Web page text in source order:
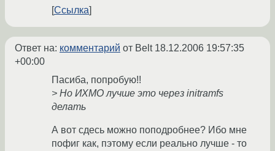
Ссылка
Ответ на: комментарий от Belt 18.12.2006 19:57:35
+00:00
Пасиба, попробую!!
> Но ИХМО лучше это через initramfs
делать
А вот сдесь можно поподробнее? Ибо мне
пофиг как, пэтому если реально лучше - то